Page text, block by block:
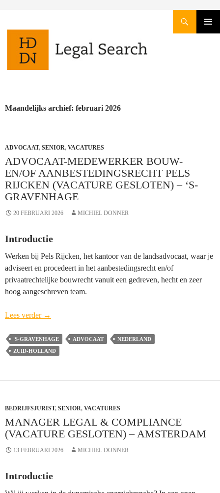
GA
NAAR
INHOUD
Maandelijks archief: februari 2026
ADVOCAAT, SENIOR, VACATURES
ADVOCAAT-MEDEWERKER BOUW-
EN/OF AANBESTEDINGSRECHT PELS
RIJCKEN (VACATURE GESLOTEN) – ‘S-
GRAVENHAGE
20 FEBRUARI 2026 MICHIEL DONNER
Introductie
Werken bij Pels Rijcken, het kantoor van de landsadvocaat, waar je
adviseert en procedeert in het aanbestedingsrecht en/of
privaatrechtelijke bouwrecht vanuit een gedreven, hecht en zeer
hoog aangeschreven team.
Lees verder Advocaat-
Bouw-
en/of
gesloten)
–
‘s-
→
'S-GRAVENHAGE ADVOCAAT
NEDERLAND
ZUID-HOLLAND
BEDRIJFSJURIST, SENIOR, VACATURES
MANAGER LEGAL & COMPLIANCE
(VACATURE GESLOTEN) – AMSTERDAM
13 FEBRUARI 2026 MICHIEL DONNER
Introductie